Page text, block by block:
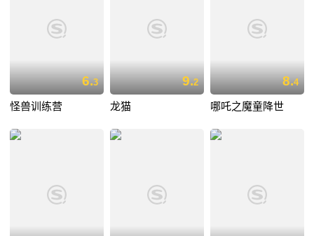
6.3
怪兽训练营
9.2
龙猫
8.4
哪吒之魔童降世